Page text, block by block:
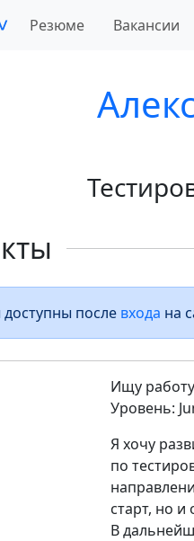
Резюме Вакансии
доступны после входа на
Ищу
Уровень:
Я хочу
по
старт, но и
В